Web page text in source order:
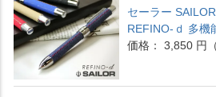
セーラー
REFINO-ｄ 多機
価格： 3,850 円